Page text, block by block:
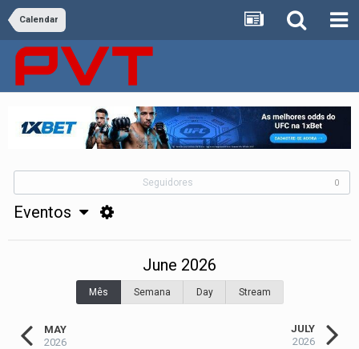
Calendar
Seguidores 0
Eventos
MAY
2026
June 2026
Mês Semana Day Stream
JULY
2026